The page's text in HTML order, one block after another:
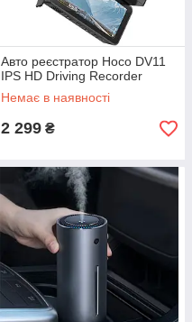
Авто реєстратор Hoco DV11
IPS HD Driving Recorder
Немає в наявності
2 299 ₴